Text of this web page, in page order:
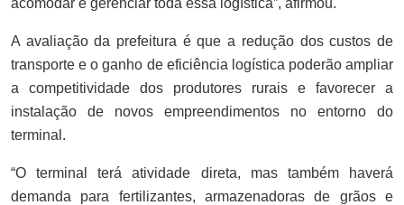
A avaliação da prefeitura é que a redução dos custos de
transporte e o ganho de eficiência logística poderão ampliar
a competitividade dos produtores rurais e favorecer a
instalação de novos empreendimentos no entorno do
terminal.
“O terminal terá atividade direta, mas também haverá
demanda para fertilizantes, armazenadoras de grãos e